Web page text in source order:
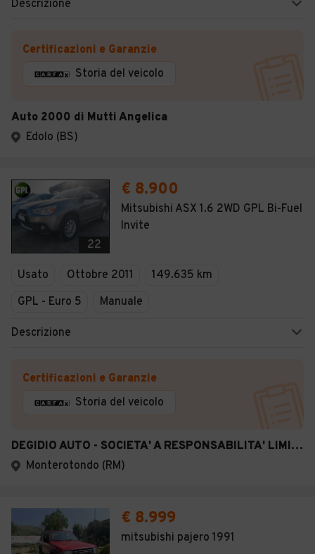
Descrizione
Certificazioni e Garanzie
Storia del veicolo
Auto 2000 di Mutti Angelica
Edolo (BS)
22
€ 8.900
Mitsubishi ASX 1.6 2WD GPL Bi-Fuel
Invite
Usato Ottobre 2011
149.635 km
GPL - Euro 5
Manuale
Descrizione
Certificazioni e Garanzie
Storia del veicolo
DEGIDIO AUTO - SOCIETA' A RESPONSABILITA' LIMITATA
Monterotondo (RM)
€ 8.999
mitsubishi pajero 1991